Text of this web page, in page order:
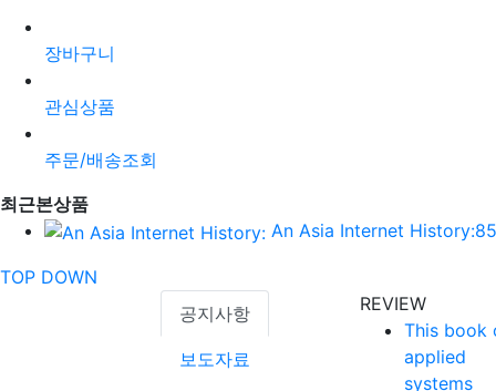
장바구니
관심상품
주문/배송조회
최근본상품
An Asia Internet History:
TOP DOWN
공지사항
보도자료
REVIEW
This book
applied
systems